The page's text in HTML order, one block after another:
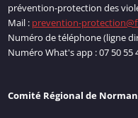
prévention-protection des
Mail : prevention-
Numéro de téléphone (ligne
Numéro What's app : 07 50 55
Comité Régional de